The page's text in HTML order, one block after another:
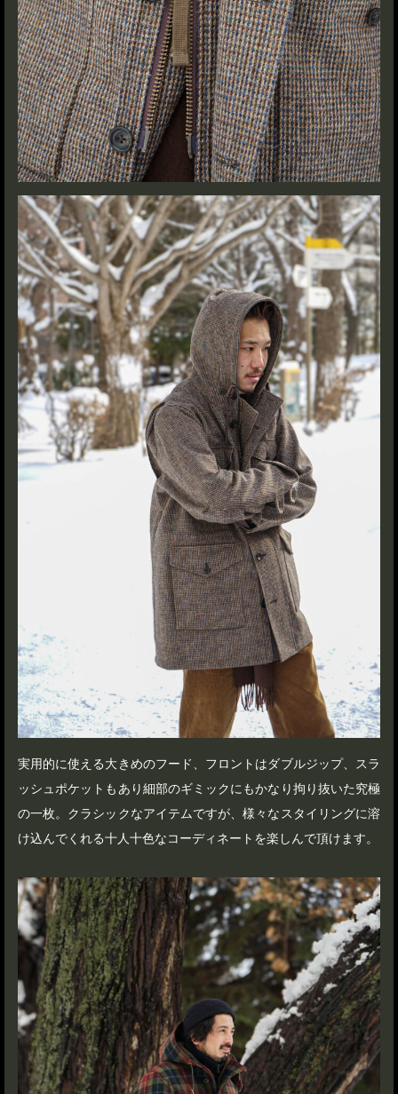
実用的に使える大きめのフード、フロントはダブルジップ、スラ
ッシュポケットもあり細部のギミックにもかなり拘り抜いた究極
の一枚。クラシックなアイテムですが、様々なスタイリングに溶
け込んでくれる十人十色なコーディネートを楽しんで頂けます。